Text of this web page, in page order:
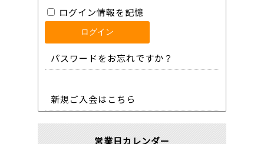
ログイン情報を記憶
パスワードをお忘れですか？
新規ご入会はこちら
営業日カレンダー